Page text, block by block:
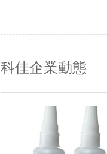
科佳企業動態